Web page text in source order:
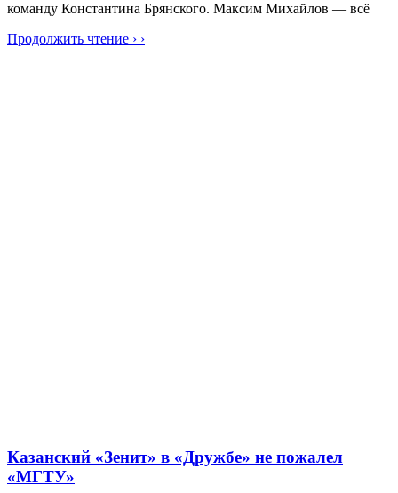
команду Константина Брянского. Максим Михайлов — всё
Продолжить чтение › ›
Казанский «Зенит» в «Дружбе» не пожалел
«МГТУ»